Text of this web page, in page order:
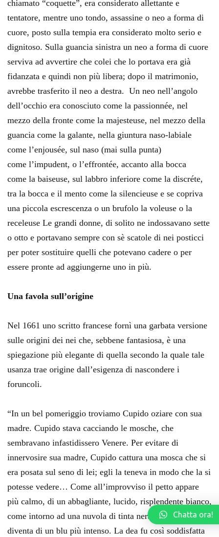
chiamato “coquette”, era considerato allettante e
tentatore, mentre uno tondo, assassine o neo a forma di
cuore, posto sulla tempia era considerato molto serio e
dignitoso. Sulla guancia sinistra un neo a forma di cuore
serviva ad avvertire che colei che lo portava era già
fidanzata e quindi non più libera; dopo il matrimonio,
avrebbe trasferito il neo a destra. Un neo nell’angolo
dell’occhio era conosciuto come la passionnée, nel
mezzo della fronte come la majesteuse, nel mezzo della
guancia come la galante, nella giuntura naso-labiale
come l’enjousée, sul naso (mai sulla punta)
come l’impudent, o l’effrontée, accanto alla bocca
come la baiseuse, sul labbro inferiore come la discréte,
tra la bocca e il mento come la silencieuse e se copriva
una piccola escrescenza o un brufolo la voleuse o la
receleuse Le grandi donne, di solito ne indossavano sette
o otto e portavano sempre con sè scatole di nei posticci
per poter sostituire quelli che potevano cadere o per
essere pronte ad aggiungerne uno in più.
Una favola sull’origine
Nel 1661 uno scritto francese fornì una garbata versione
sulle origini dei nei che, sebbene fantasiosa, è una
spiegazione più elegante di quella secondo la quale tale
usanza trae origine dall’esigenza di nascondere i
foruncoli.
“In un bel pomeriggio troviamo Cupido oziare con sua
madre. Cupido stava cacciando le mosche, che
sembravano infastidissero Venere. Per evitare di
innervosire sua madre, Cupido cattura una mosca che si
era posata sul seno di lei; egli la teneva in modo che la si
potesse vedere… Come all’improvviso il petto appare
più calmo, di un abbagliante, lucido, risplendente bianco,
come intorno ad una nuvola di tinta nerastra il cielo
diventa di un blu più intenso. La dea fu così soddisfatta
Chatta ora!